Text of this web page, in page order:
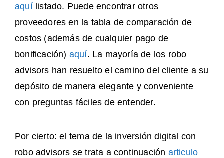
aquí listado. Puede encontrar otros
proveedores en la tabla de comparación de
costos (además de cualquier pago de
bonificación) aquí. La mayoría de los robo
advisors han resuelto el camino del cliente a su
depósito de manera elegante y conveniente
con preguntas fáciles de entender.
Por cierto: el tema de la inversión digital con
robo advisors se trata a continuación articulo